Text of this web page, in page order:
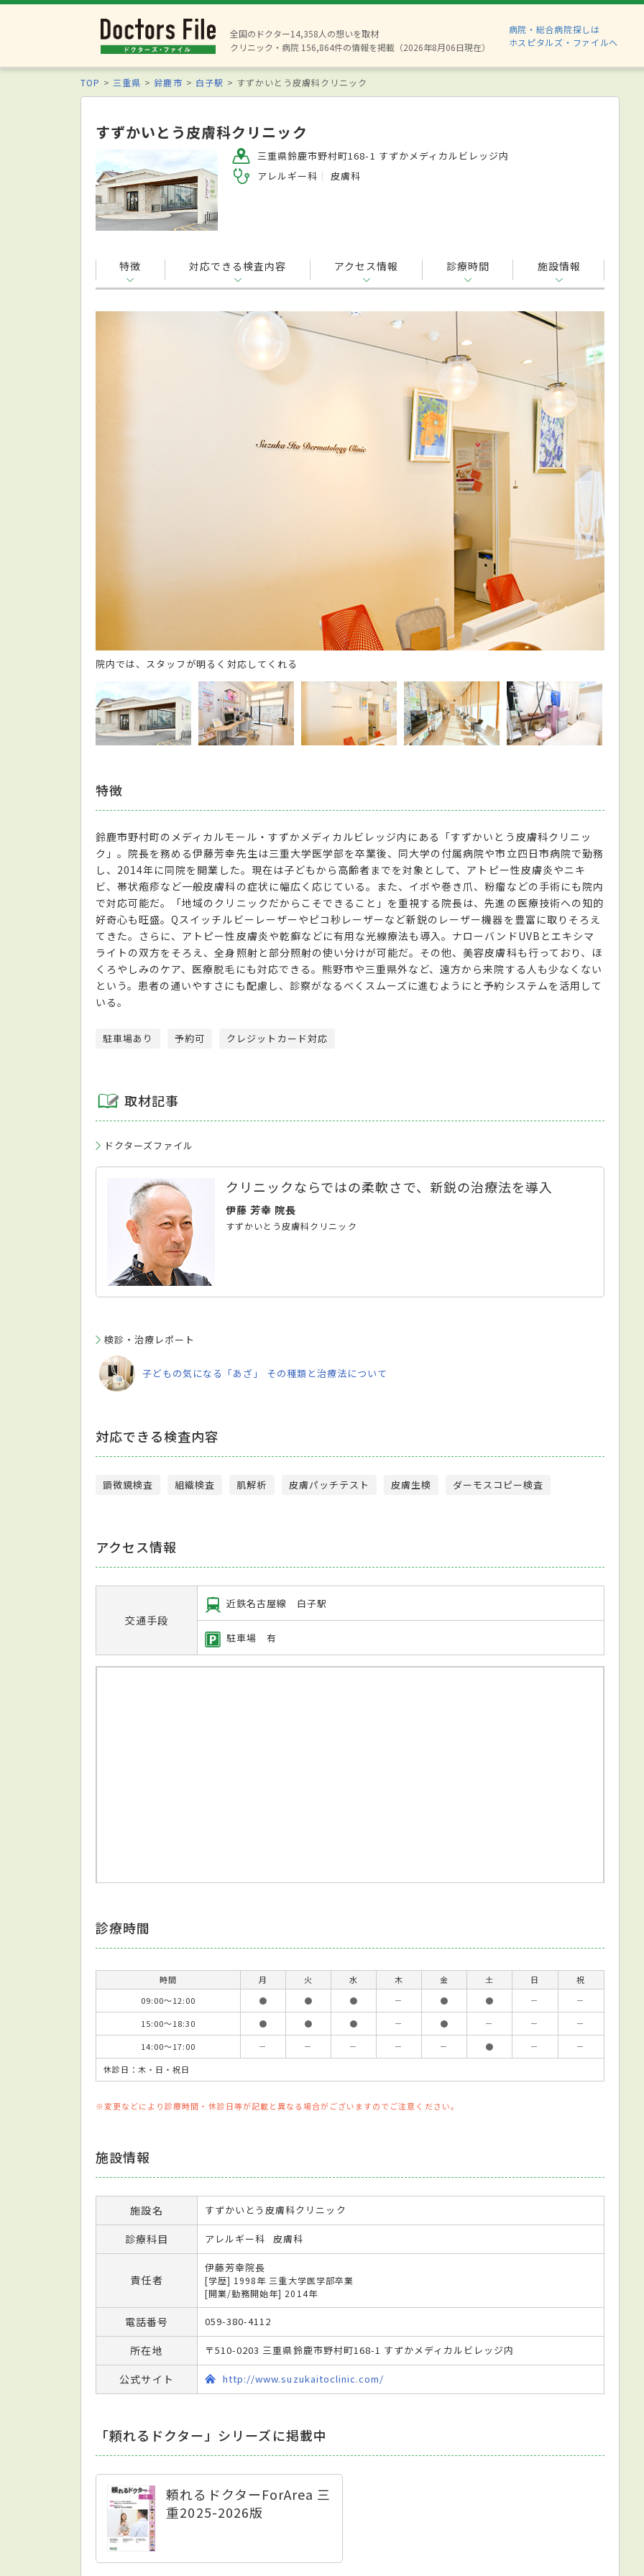
全国のドクター14,358人の想いを取材
クリニック・病院 156,864件の情報を掲載（2026年8月06日現在）
病院・総合病院探しは
ホスピタルズ・ファイルへ
TOP 三重県 鈴鹿市 白子駅 すずかいとう皮膚科クリニック
すずかいとう皮膚科クリニック
三重県鈴鹿市野村町168-1 すずかメディカルビレッジ内
アレルギー科
皮膚科
特徴 対応できる検査内容 アクセス情報 診療時間 施設情報
院内では、スタッフが明るく対応してくれる
特徴
鈴鹿市野村町のメディカルモール・すずかメディカルビレッジ内にある「すずかいとう皮膚科クリニッ
ク」。院長を務める伊藤芳幸先生は三重大学医学部を卒業後、同大学の付属病院や市立四日市病院で勤務
し、2014年に同院を開業した。現在は子どもから高齢者までを対象として、アトピー性皮膚炎やニキ
ビ、帯状疱疹など一般皮膚科の症状に幅広く応じている。また、イボや巻き爪、粉瘤などの手術にも院内
で対応可能だ。「地域のクリニックだからこそできること」を重視する院長は、先進の医療技術への知的
好奇心も旺盛。Qスイッチルビーレーザーやピコ秒レーザーなど新鋭のレーザー機器を豊富に取りそろえ
てきた。さらに、アトピー性皮膚炎や乾癬などに有用な光線療法も導入。ナローバンドUVBとエキシマ
ライトの双方をそろえ、全身照射と部分照射の使い分けが可能だ。その他、美容皮膚科も行っており、ほ
くろやしみのケア、医療脱毛にも対応できる。熊野市や三重県外など、遠方から来院する人も少なくない
という。患者の通いやすさにも配慮し、診察がなるべくスムーズに進むようにと予約システムを活用して
いる。
駐車場あり 予約可 クレジットカード対応
取材記事
ドクターズファイル
クリニックならではの柔軟さで、新鋭の治療法を導入
伊藤 芳幸 院長
すずかいとう皮膚科クリニック
検診・治療レポート
子どもの気になる「あざ」 その種類と治療法について
対応できる検査内容
顕微鏡検査 組織検査 肌解析 皮膚パッチテスト 皮膚生検 ダーモスコピー検査
アクセス情報
交通手段
近鉄名古屋線 白子駅
駐車場 有
診療時間
時間 月 火 水 木 金 土 日
祝
09:00～12:00
● ● ● － ● ● －
－
15:00～18:30
● ● ● － ● － －
－
14:00～17:00
－ － － － － ● －
－
休診日：木・日・祝日
※変更などにより診療時間・休診日等が記載と異なる場合がございますのでご注意ください。
施設情報
施設名 すずかいとう皮膚科クリニック
診療科目 アレルギー科 皮膚科
責任者
伊藤芳幸院長
[学歴] 1998年 三重大学医学部卒業
[開業/勤務開始年] 2014年
電話番号 059-380-4112
所在地 〒510-0203 三重県鈴鹿市野村町168-1 すずかメディカルビレッジ内
公式サイト http://www.suzukaitoclinic.com/
「頼れるドクター」シリーズに掲載中
頼れるドクターForArea 三
重2025-2026版